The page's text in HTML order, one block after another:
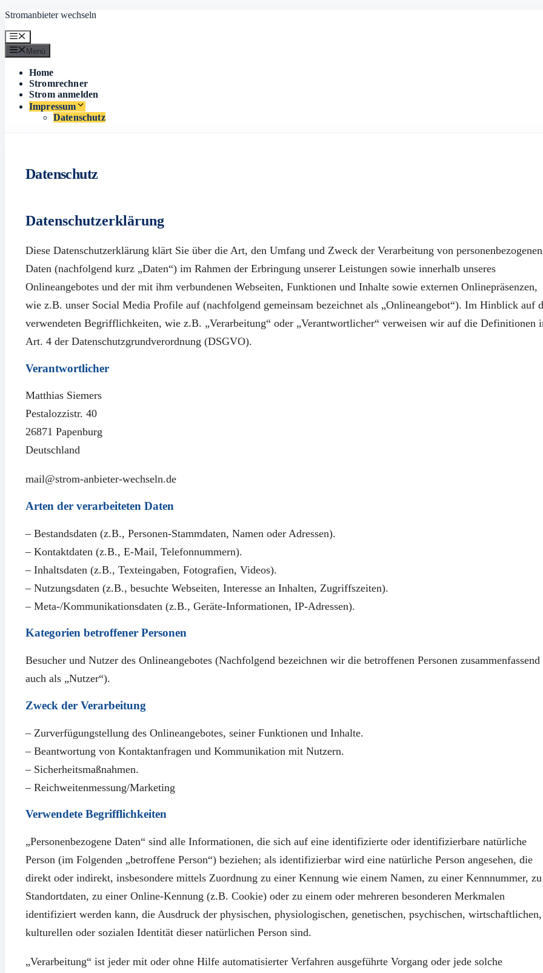
Zum
springen
Stromanbieter wechseln
Menü
Menü
Home
Stromrechner
Strom anmelden
Impressum
Datenschutz
Datenschutz
Datenschutzerklärung
Diese Datenschutzerklärung klärt Sie über die Art, den Umfang und Zweck der Verarbeitung von personenbezogenen
Daten (nachfolgend kurz „Daten“) im Rahmen der Erbringung unserer Leistungen sowie innerhalb unseres
Onlineangebotes und der mit ihm verbundenen Webseiten, Funktionen und Inhalte sowie externen Onlinepräsenzen,
wie z.B. unser Social Media Profile auf (nachfolgend gemeinsam bezeichnet als „Onlineangebot“). Im Hinblick auf
verwendeten Begrifflichkeiten, wie z.B. „Verarbeitung“ oder „Verantwortlicher“ verweisen wir auf die Definitionen
Art. 4 der Datenschutzgrundverordnung (DSGVO).
Verantwortlicher
Matthias Siemers
Pestalozzistr. 40
26871 Papenburg
Deutschland
mail@strom-anbieter-wechseln.de
Arten der verarbeiteten Daten
– Bestandsdaten (z.B., Personen-Stammdaten, Namen oder Adressen).
– Kontaktdaten (z.B., E-Mail, Telefonnummern).
– Inhaltsdaten (z.B., Texteingaben, Fotografien, Videos).
– Nutzungsdaten (z.B., besuchte Webseiten, Interesse an Inhalten, Zugriffszeiten).
– Meta-/Kommunikationsdaten (z.B., Geräte-Informationen, IP-Adressen).
Kategorien betroffener Personen
Besucher und Nutzer des Onlineangebotes (Nachfolgend bezeichnen wir die betroffenen Personen zusammenfassend
auch als „Nutzer“).
Zweck der Verarbeitung
– Zurverfügungstellung des Onlineangebotes, seiner Funktionen und Inhalte.
– Beantwortung von Kontaktanfragen und Kommunikation mit Nutzern.
– Sicherheitsmaßnahmen.
– Reichweitenmessung/Marketing
Verwendete Begrifflichkeiten
„Personenbezogene Daten“ sind alle Informationen, die sich auf eine identifizierte oder identifizierbare natürliche
Person (im Folgenden „betroffene Person“) beziehen; als identifizierbar wird eine natürliche Person angesehen, die
direkt oder indirekt, insbesondere mittels Zuordnung zu einer Kennung wie einem Namen, zu einer Kennnummer, zu
Standortdaten, zu einer Online-Kennung (z.B. Cookie) oder zu einem oder mehreren besonderen Merkmalen
identifiziert werden kann, die Ausdruck der physischen, physiologischen, genetischen, psychischen, wirtschaftlichen,
kulturellen oder sozialen Identität dieser natürlichen Person sind.
„Verarbeitung“ ist jeder mit oder ohne Hilfe automatisierter Verfahren ausgeführte Vorgang oder jede solche